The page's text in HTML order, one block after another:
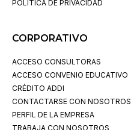
POLÍTICA DE PRIVACIDAD
CORPORATIVO
ACCESO CONSULTORAS
ACCESO CONVENIO EDUCATIVO
CRÉDITO ADDI
CONTACTARSE CON NOSOTROS
PERFIL DE LA EMPRESA
TRABAJA CON NOSOTROS